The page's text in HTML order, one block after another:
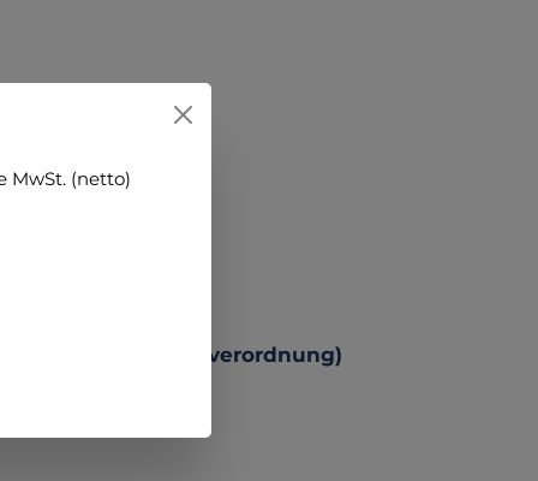
MwSt. (netto)